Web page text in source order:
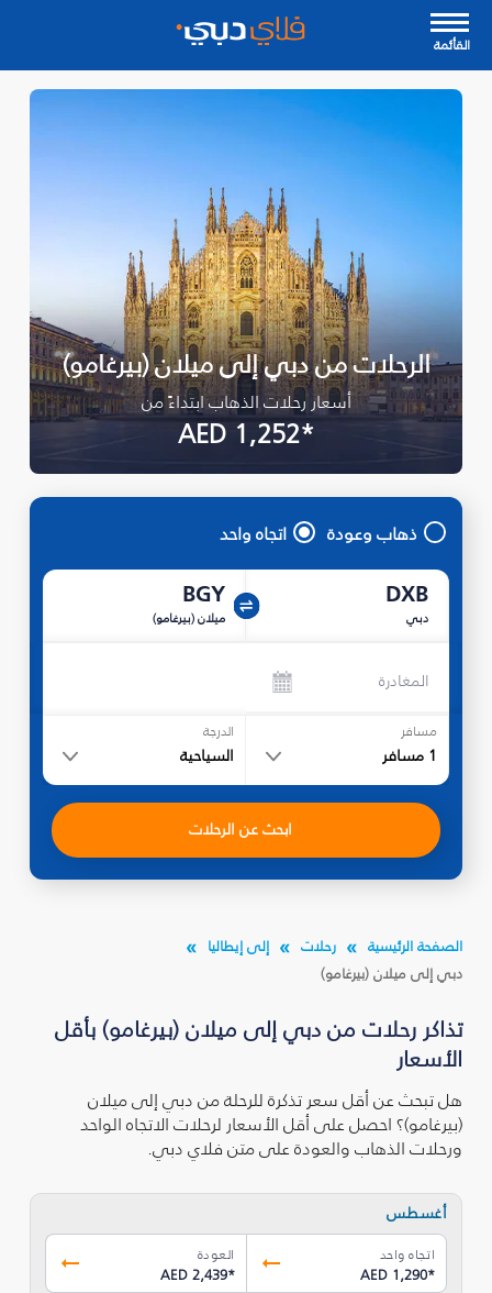
القأئمة
الرحلات من دبي إلى ميلان (بيرغامو)
أسعار رحلات الذهاب ابتداءً من
*AED 1,252
ذهاب وعودة اتجاه واحد
DXB
دبي
BGY
ميلان (بيرغامو)
المغادرة
مسافر
1 مسافر
الدرجة
السياحية
ابحث عن الرحلات
الصفحة الرئيسية رحلات
إلى إيطاليا
دبي إلى ميلان (بيرغامو)
تذاكر رحلات من دبي إلى ميلان (بيرغامو) بأقل
الأسعار
هل تبحث عن أقل سعر تذكرة للرحلة من دبي إلى ميلان
(بيرغامو)؟ احصل على أقل الأسعار لرحلات الاتجاه الواحد
ورحلات الذهاب والعودة على متن فلاي دبي.
أغسطس
اتجاه واحد
AED 1,290*
العودة
AED 2,439*